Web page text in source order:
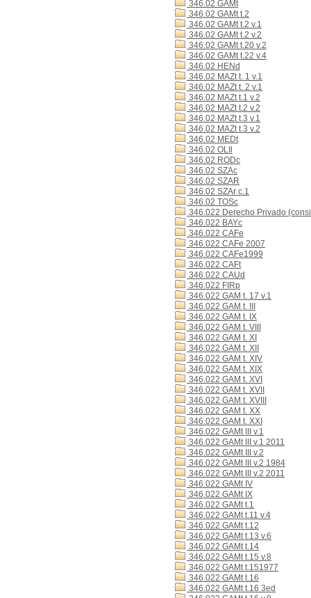
346.02 GAMt
346.02 GAMt t.2
346.02 GAMt t.2 v.1
346.02 GAMt t.2 v.2
346.02 GAMt t.20 v.2
346.02 GAMt t.22 v.4
346.02 HENd
346.02 MAZt t. 1 v.1
346.02 MAZt t. 2 v.1
346.02 MAZt t.1 v.2
346.02 MAZt t.2 v.2
346.02 MAZt t.3 v.1
346.02 MAZt t.3 v.2
346.02 MEDt
346.02 OLIl
346.02 RODc
346.02 SZAc
346.02 SZAR
346.02 SZAr c.1
346.02 TOSc
346.022 Derecho Privado
346.022 BAYc
346.022 CAFe
346.022 CAFe 2007
346.022 CAFe1999
346.022 CAFt
346.022 CAUd
346.022 FIRp
346.022 GAM t. 17 v.1
346.022 GAM t. III
346.022 GAM t. IX
346.022 GAM t. VIII
346.022 GAM t. XI
346.022 GAM t. XII
346.022 GAM t. XIV
346.022 GAM t. XIX
346.022 GAM t. XVI
346.022 GAM t. XVII
346.022 GAM t. XVIII
346.022 GAM t. XX
346.022 GAM t. XXI
346.022 GAMt III v.1
346.022 GAMt III v.1 2011
346.022 GAMt III v.2
346.022 GAMt III v.2 1984
346.022 GAMt III v.2 2011
346.022 GAMt IV
346.022 GAMt IX
346.022 GAMt t.1
346.022 GAMt t.11 v.4
346.022 GAMt t.12
346.022 GAMt t.13 v.6
346.022 GAMt t.14
346.022 GAMt t.15 v.8
346.022 GAMt t.151977
346.022 GAMt t.16
346.022 GAMt t.16 3ed